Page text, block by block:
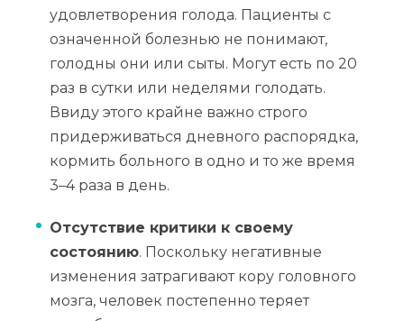
удовлетворения голода. Пациенты с
означенной болезнью не понимают,
голодны они или сыты. Могут есть по 20
раз в сутки или неделями голодать.
Ввиду этого крайне важно строго
придерживаться дневного распорядка,
кормить больного в одно и то же время
3–4 раза в день.
Отсутствие критики к своему
состоянию. Поскольку негативные
изменения затрагивают кору головного
мозга, человек постепенно теряет